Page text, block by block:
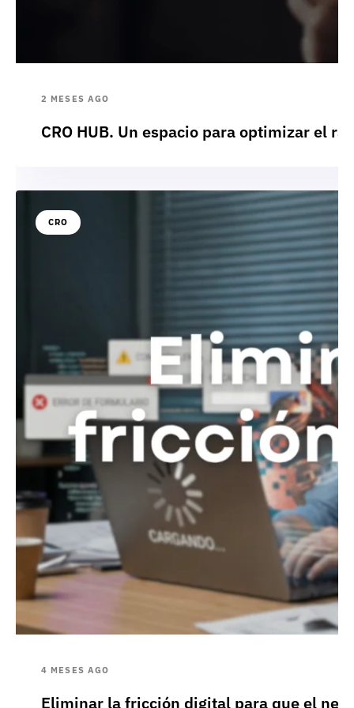
2 MESES AGO
CRO HUB. Un espacio para optimizar el
CRO
4 MESES AGO
Eliminar la fricción digital para que el